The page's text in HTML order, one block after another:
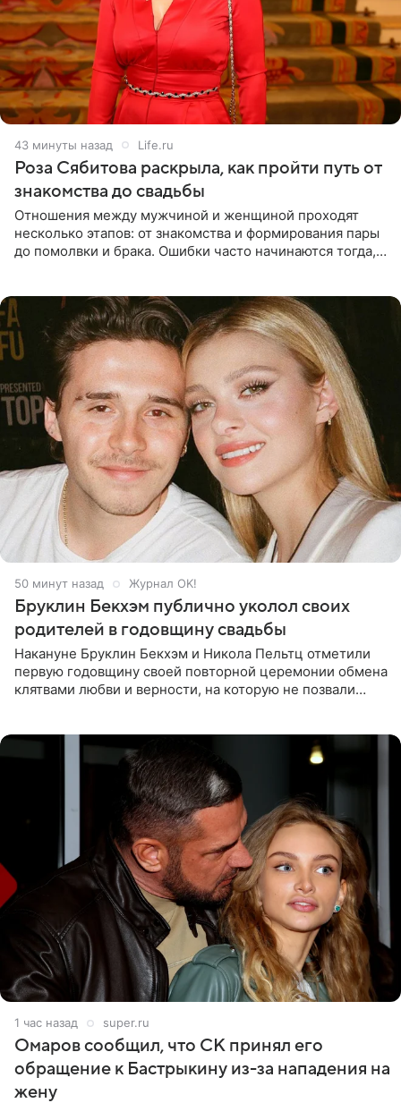
43 минуты назад Life.ru
Роза Сябитова раскрыла, как пройти путь от
знакомства до свадьбы
Отношения между мужчиной и женщиной проходят
несколько этапов: от знакомства и формирования пары
до помолвки и брака. Ошибки часто начинаются тогда,
50 минут назад Журнал OK!
Бруклин Бекхэм публично уколол своих
родителей в годовщину свадьбы
Накануне Бруклин Бекхэм и Никола Пельтц отметили
первую годовщину своей повторной церемонии обмена
клятвами любви и верности, на которую не позвали
1 час назад super.ru
Омаров сообщил, что СК принял его
обращение к Бастрыкину из-за нападения на
жену